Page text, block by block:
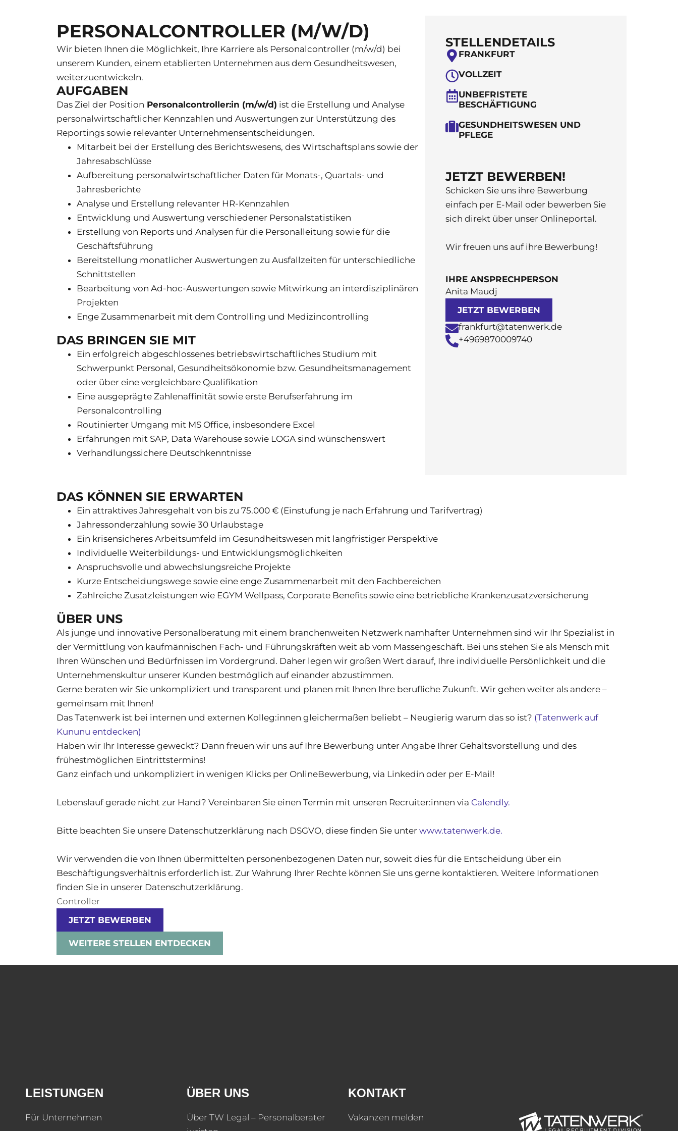
PERSONALCONTROLLER (M/W/D)
Wir bieten Ihnen die Möglichkeit, Ihre Karriere als Personalcontroller (m/w/d) bei
unserem Kunden, einem etablierten Unternehmen aus dem Gesundheitswesen,
weiterzuentwickeln.
AUFGABEN
Das Ziel der Position Personalcontroller:in (m/w/d) ist die Erstellung und Analyse
personalwirtschaftlicher Kennzahlen und Auswertungen zur Unterstützung des
Reportings sowie relevanter Unternehmensentscheidungen.
Mitarbeit bei der Erstellung des Berichtswesens, des Wirtschaftsplans sowie der
Jahresabschlüsse
Aufbereitung personalwirtschaftlicher Daten für Monats-, Quartals- und
Jahresberichte
Analyse und Erstellung relevanter HR-Kennzahlen
Entwicklung und Auswertung verschiedener Personalstatistiken
Erstellung von Reports und Analysen für die Personalleitung sowie für die
Geschäftsführung
Bereitstellung monatlicher Auswertungen zu Ausfallzeiten für unterschiedliche
Schnittstellen
Bearbeitung von Ad-hoc-Auswertungen sowie Mitwirkung an interdisziplinären
Projekten
Enge Zusammenarbeit mit dem Controlling und Medizincontrolling
DAS BRINGEN SIE MIT
Ein erfolgreich abgeschlossenes betriebswirtschaftliches Studium mit
Schwerpunkt Personal, Gesundheitsökonomie bzw. Gesundheitsmanagement
oder über eine vergleichbare Qualifikation
Eine ausgeprägte Zahlenaffinität sowie erste Berufserfahrung im
Personalcontrolling
Routinierter Umgang mit MS Office, insbesondere Excel
Erfahrungen mit SAP, Data Warehouse sowie LOGA sind wünschenswert
Verhandlungssichere Deutschkenntnisse
STELLENDETAILS
FRANKFURT
VOLLZEIT
UNBEFRISTETE
BESCHÄFTIGUNG
GESUNDHEITSWESEN UND
PFLEGE
JETZT BEWERBEN!
Schicken Sie uns ihre Bewerbung
einfach per E-Mail oder bewerben Sie
sich direkt über unser Onlineportal.
Wir freuen uns auf ihre Bewerbung!
IHRE ANSPRECHPERSON
Anita Maudj
frankfurt@tatenwerk.de
JETZT BEWERBEN
+4969870009740
DAS KÖNNEN SIE ERWARTEN
Ein attraktives Jahresgehalt von bis zu 75.000 € (Einstufung je nach Erfahrung und Tarifvertrag)
Jahressonderzahlung sowie 30 Urlaubstage
Ein krisensicheres Arbeitsumfeld im Gesundheitswesen mit langfristiger Perspektive
Individuelle Weiterbildungs- und Entwicklungsmöglichkeiten
Anspruchsvolle und abwechslungsreiche Projekte
Kurze Entscheidungswege sowie eine enge Zusammenarbeit mit den Fachbereichen
Zahlreiche Zusatzleistungen wie EGYM Wellpass, Corporate Benefits sowie eine betriebliche Krankenzusatzversicherung
ÜBER UNS
Als junge und innovative Personalberatung mit einem branchenweiten Netzwerk namhafter Unternehmen sind wir Ihr Spezialist in
der Vermittlung von kaufmännischen Fach- und Führungskräften weit ab vom Massengeschäft. Bei uns stehen Sie als Mensch mit
Ihren Wünschen und Bedürfnissen im Vordergrund. Daher legen wir großen Wert darauf, Ihre individuelle Persönlichkeit und die
Unternehmenskultur unserer Kunden bestmöglich auf einander abzustimmen.
Gerne beraten wir Sie unkompliziert und transparent und planen mit Ihnen Ihre berufliche Zukunft. Wir gehen weiter als andere –
gemeinsam mit Ihnen!
Das Tatenwerk ist bei internen und externen Kolleg:innen gleichermaßen beliebt – Neugierig warum das so ist? (Tatenwerk auf
Kununu entdecken)
Haben wir Ihr Interesse geweckt? Dann freuen wir uns auf Ihre Bewerbung unter Angabe Ihrer Gehaltsvorstellung und des
frühestmöglichen Eintrittstermins!
Ganz einfach und unkompliziert in wenigen Klicks per OnlineBewerbung, via Linkedin oder per E-Mail!
Lebenslauf gerade nicht zur Hand? Vereinbaren Sie einen Termin mit unseren Recruiter:innen via Calendly.
Bitte beachten Sie unsere Datenschutzerklärung nach DSGVO, diese finden Sie unter www.tatenwerk.de.
Wir verwenden die von Ihnen übermittelten personenbezogenen Daten nur, soweit dies für die Entscheidung über ein
Beschäftigungsverhältnis erforderlich ist. Zur Wahrung Ihrer Rechte können Sie uns gerne kontaktieren. Weitere Informationen
finden Sie in unserer Datenschutzerklärung.
Controller
JETZT BEWERBEN
WEITERE STELLEN ENTDECKEN
LEISTUNGEN
Für Unternehmen
ÜBER UNS
Über TW Legal – Personalberater
KONTAKT
Vakanzen melden